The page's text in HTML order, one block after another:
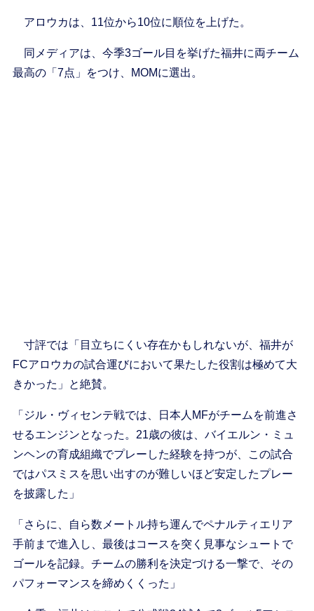
アロウカは、11位から10位に順位を上げた。
同メディアは、今季3ゴール目を挙げた福井に両チーム
最高の「7点」をつけ、MOMに選出。
寸評では「目立ちにくい存在かもしれないが、福井が
FCアロウカの試合運びにおいて果たした役割は極めて大
きかった」と絶賛。
「ジル・ヴィセンテ戦では、日本人MFがチームを前進さ
せるエンジンとなった。21歳の彼は、バイエルン・ミュ
ンヘンの育成組織でプレーした経験を持つが、この試合
ではパスミスを思い出すのが難しいほど安定したプレー
を披露した」
「さらに、自ら数メートル持ち運んでペナルティエリア
手前まで進入し、最後はコースを突く見事なシュートで
ゴールを記録。チームの勝利を決定づける一撃で、その
パフォーマンスを締めくくった」